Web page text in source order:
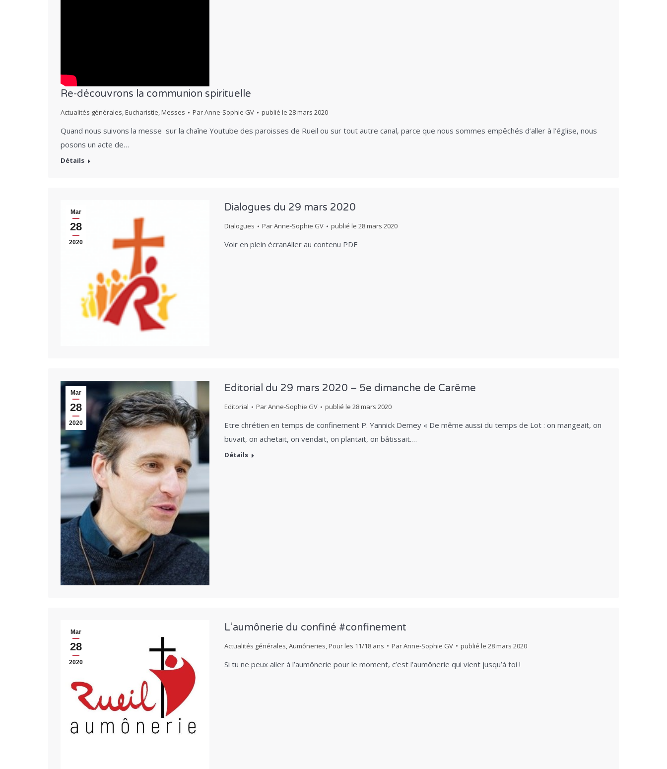
Re-découvrons la communion spirituelle
Actualités générales,Eucharistie,Messes ParAnne-Sophie GV publié le 28 mars 2020
Quand nous suivons la messe sur la chaîne Youtube des paroisses de Rueil ou sur tout autre canal, parce que nous sommes empêchés d’aller à l’église, nous
posons un acte de…
Détails
Mar
28
2020
Dialogues du 29 mars 2020
Dialogues ParAnne-Sophie GV publié le 28 mars 2020
Voir en plein écranAller au contenu PDF
Mar
28
2020
Editorial du 29 mars 2020 – 5e dimanche de Carême
Editorial ParAnne-Sophie GV publié le 28 mars 2020
Etre chrétien en temps de confinement P. Yannick Demey « De même aussi du temps de Lot : on mangeait, on
buvait, on achetait, on vendait, on plantait, on bâtissait.…
Détails
Mar
28
2020
L’aumônerie du confiné #confinement
Actualités générales,Aumôneries,Pour les 11/18 ans ParAnne-Sophie GV publié le 28 mars 2020
Si tu ne peux aller à l’aumônerie pour le moment, c’est l’aumônerie qui vient jusqu’à toi !